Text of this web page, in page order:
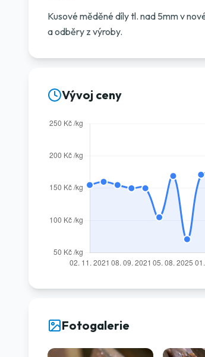
Kusové měděné díly tl. nad 5mm v
a odběry z výroby.
Vývoj ceny
Fotogalerie